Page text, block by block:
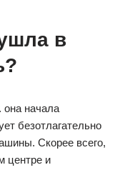
в
она начала
безотлагательно
Скорее всего,
центре и